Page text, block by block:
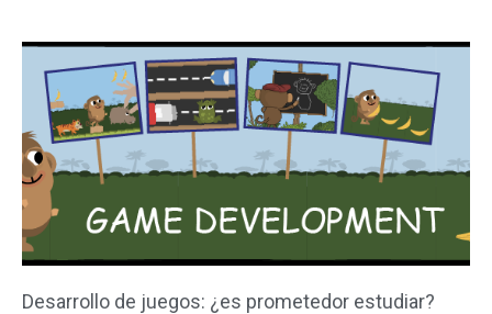
Desarrollo de juegos: ¿es prometedor estudiar?